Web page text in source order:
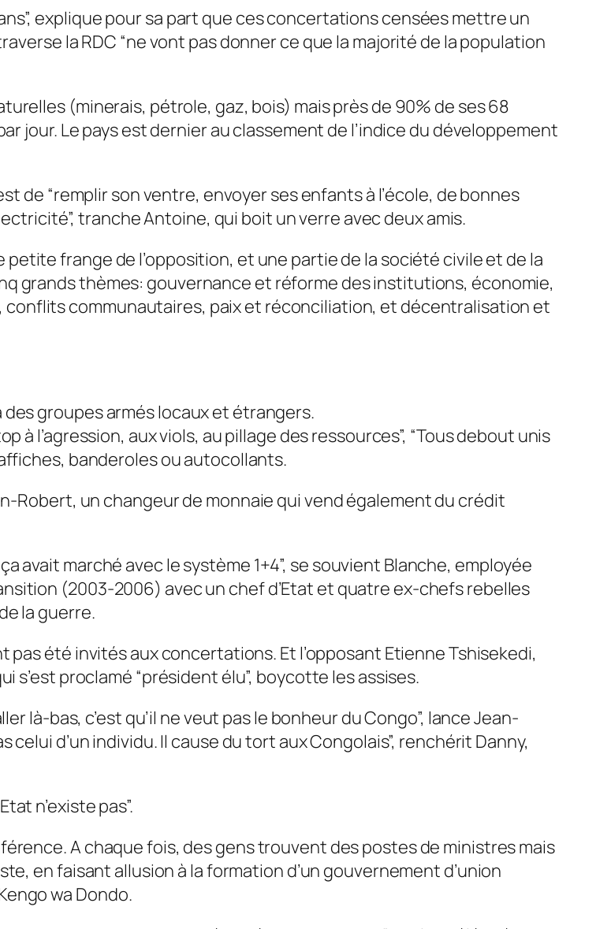
explique pour sa part que ces concertations censées mettre un
la RDC “ne vont pas donner ce que la majorité de la population
(minerais, pétrole, gaz, bois) mais près de 90% de ses 68
jour. Le pays est dernier au classement de l’indice du développement
de “remplir son ventre, envoyer ses enfants à l’école, de bonnes
tranche Antoine, qui boit un verre avec deux amis.
frange de l’opposition, et une partie de la société civile et de la
grands thèmes: gouvernance et réforme des institutions, économie,
communautaires, paix et réconciliation, et décentralisation et
des groupes armés locaux et étrangers.
à l’agression, aux viols, au pillage des ressources”, “Tous debout unis
banderoles ou autocollants.
Robert, un changeur de monnaie qui vend également du crédit
avait marché avec le système 1+4”, se souvient Blanche, employée
(2003-2006) avec un chef d’Etat et quatre ex-chefs rebelles
la guerre.
été invités aux concertations. Et l’opposant Etienne Tshisekedi,
s’est proclamé “président élu”, boycotte les assises.
là-bas, c’est qu’il ne veut pas le bonheur du Congo”, lance Jean-
celui d’un individu. Il cause du tort aux Congolais”, renchérit Danny,
n’existe pas”.
A chaque fois, des gens trouvent des postes de ministres mais
en faisant allusion à la formation d’un gouvernement d’union
wa Dondo.